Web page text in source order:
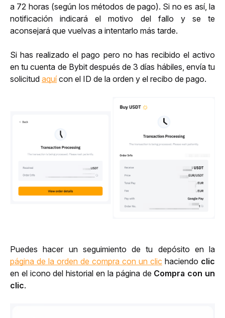
a 72 horas (según los métodos de pago). Si no es así, la
notificación indicará el motivo del fallo y se te
aconsejará que vuelvas a intentarlo más tarde.
Si has realizado el pago pero no has recibido el activo
en tu cuenta de Bybit después de 3 días hábiles, envía tu
solicitud aquí con el ID de la orden y el recibo de pago.
página de la orden de compra con un clic haciendo
en el icono del historial en la página de Compra con un
clic.